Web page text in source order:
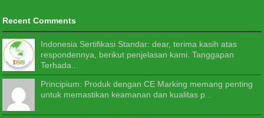
Recent Comments
Indonesia Sertifikasi Standar: dear, terima kasih atas
respondennya, berikut penjelasan kami. Tanggapan
Terhada...
Principium: Produk dengan CE Marking memang penting
untuk memastikan keamanan dan kualitas p...